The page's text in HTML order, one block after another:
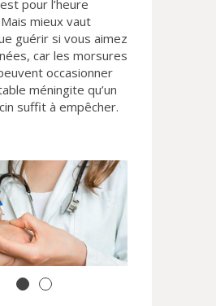
pour l’heure
mieux vaut
guérir si vous aimez
car les morsures
occasionner
méningite qu’un
suffit à empêcher.